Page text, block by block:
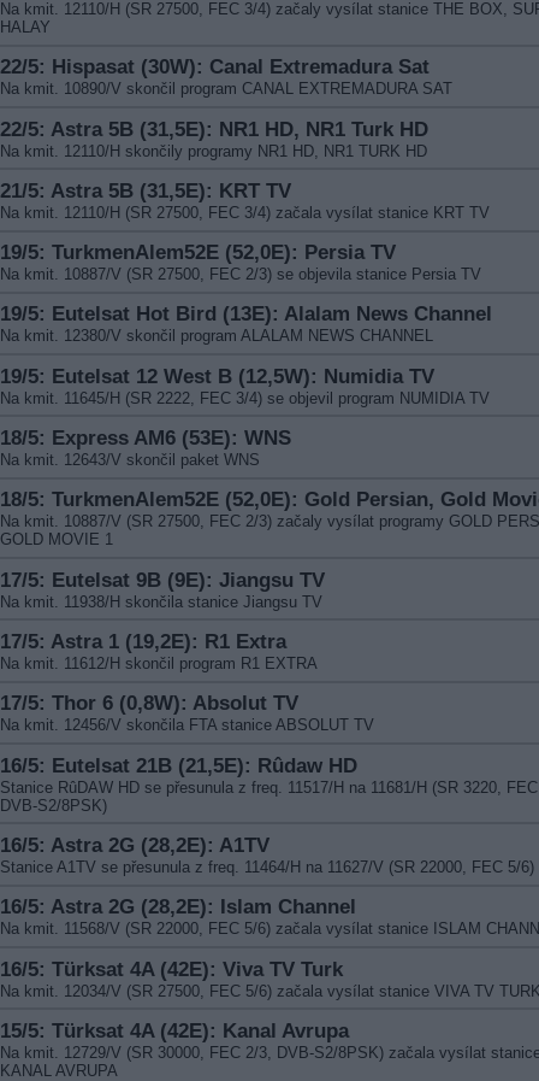
Na kmit. 12110/H (SR 27500, FEC 3/4) začaly vysílat stanice THE BOX,
HALAY
22/5: Hispasat (30W): Canal Extremadura Sat
Na kmit. 10890/V skončil program CANAL EXTREMADURA SAT
22/5: Astra 5B (31,5E): NR1 HD, NR1 Turk HD
Na kmit. 12110/H skončily programy NR1 HD, NR1 TURK HD
21/5: Astra 5B (31,5E): KRT TV
Na kmit. 12110/H (SR 27500, FEC 3/4) začala vysílat stanice KRT TV
19/5: TurkmenAlem52E (52,0E): Persia TV
Na kmit. 10887/V (SR 27500, FEC 2/3) se objevila stanice Persia TV
19/5: Eutelsat Hot Bird (13E): Alalam News Channel
Na kmit. 12380/V skončil program ALALAM NEWS CHANNEL
19/5: Eutelsat 12 West B (12,5W): Numidia TV
Na kmit. 11645/H (SR 2222, FEC 3/4) se objevil program NUMIDIA TV
18/5: Express AM6 (53E): WNS
Na kmit. 12643/V skončil paket WNS
18/5: TurkmenAlem52E (52,0E): Gold Persian, Gold
Na kmit. 10887/V (SR 27500, FEC 2/3) začaly vysílat programy GOLD
GOLD MOVIE 1
17/5: Eutelsat 9B (9E): Jiangsu TV
Na kmit. 11938/H skončila stanice Jiangsu TV
17/5: Astra 1 (19,2E): R1 Extra
Na kmit. 11612/H skončil program R1 EXTRA
17/5: Thor 6 (0,8W): Absolut TV
Na kmit. 12456/V skončila FTA stanice ABSOLUT TV
16/5: Eutelsat 21B (21,5E): Rûdaw HD
Stanice RûDAW HD se přesunula z freq. 11517/H na 11681/H (SR 3220,
DVB-S2/8PSK)
16/5: Astra 2G (28,2E): A1TV
Stanice A1TV se přesunula z freq. 11464/H na 11627/V (SR 22000, FEC 5/6)
16/5: Astra 2G (28,2E): Islam Channel
Na kmit. 11568/V (SR 22000, FEC 5/6) začala vysílat stanice ISLAM
16/5: Türksat 4A (42E): Viva TV Turk
Na kmit. 12034/V (SR 27500, FEC 5/6) začala vysílat stanice VIVA TV
15/5: Türksat 4A (42E): Kanal Avrupa
Na kmit. 12729/V (SR 30000, FEC 2/3, DVB-S2/8PSK) začala vysílat
KANAL AVRUPA